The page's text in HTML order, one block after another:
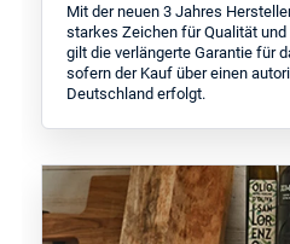
Mit der neuen 3 Jahres
starkes Zeichen für Qualität
gilt die verlängerte Garantie für
sofern der Kauf über einen
Deutschland erfolgt.